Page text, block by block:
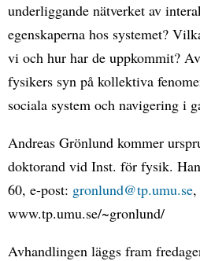
underliggande nätverket av
egenskaperna hos systemet?
vi och hur har de uppkommit?
fysikers syn på kollektiva
sociala system och navigering i
Andreas Grönlund kommer
doktorand vid Inst. för fysik.
60, e-post: gronlund@tp.umu.se,
www.tp.umu.se/~gronlund/
Avhandlingen läggs fram